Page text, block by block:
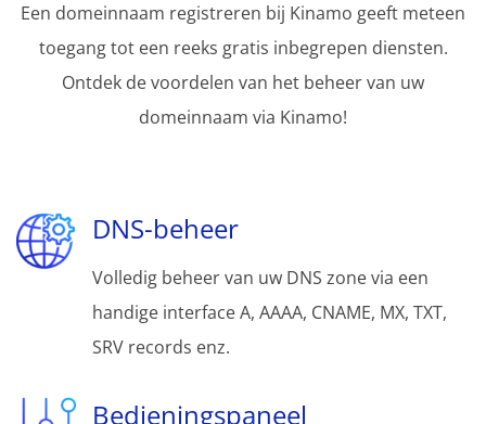
Een domeinnaam registreren bij Kinamo geeft meteen
toegang tot een reeks gratis inbegrepen diensten.
Ontdek de voordelen van het beheer van uw
domeinnaam via Kinamo!
DNS-beheer
Volledig beheer van uw DNS zone via een
handige interface A, AAAA, CNAME, MX, TXT,
SRV records enz.
Bedieningspaneel